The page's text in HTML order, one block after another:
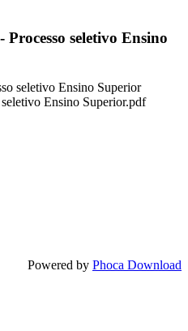
Processo seletivo Ensino
seletivo Ensino Superior
Ensino Superior.pdf
Powered by Phoca Download